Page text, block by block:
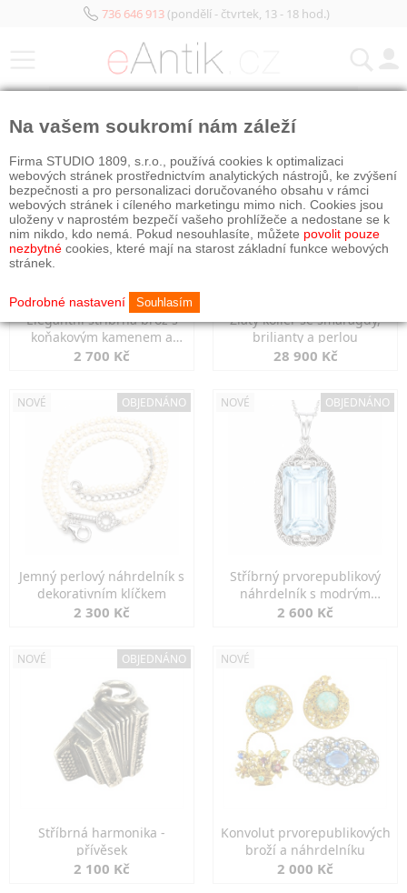
736 646 913(pondělí - čtvrtek, 13 - 18 hod.)
Elegantní stříbrná brož s
koňakovým kamenem a
markazity
2 700 Kč
Zlatý kolier se smaragdy,
brilianty a perlou
28 900 Kč
NOVÉ OBJEDNÁNO
Jemný perlový náhrdelník s
dekorativním klíčkem
2 300 Kč
NOVÉ OBJEDNÁNO
Stříbrný prvorepublikový
náhrdelník s modrým
spinelem
2 600 Kč
NOVÉ OBJEDNÁNO
Stříbrná harmonika -
přívěsek
2 100 Kč
NOVÉ
Konvolut prvorepublikových
broží a náhrdelníku
2 000 Kč
Na vašem soukromí nám záleží
Firma STUDIO 1809, s.r.o., používá cookies k optimalizaci
webových stránek prostřednictvím analytických nástrojů, ke zvýšení
bezpečnosti a pro personalizaci doručovaného obsahu v rámci
webových stránek i cíleného marketingu mimo nich. Cookies jsou
uloženy v naprostém bezpečí vašeho prohlížeče a nedostane se k
nim nikdo, kdo nemá. Pokud nesouhlasíte, můžete povolit pouze
nezbytné cookies, které mají na starost základní funkce webových
stránek.
Podrobné nastavení Souhlasím